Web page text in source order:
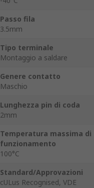
Passo fila
3.5mm
Tipo terminale
Montaggio a saldare
Genere contatto
Maschio
Lunghezza pin di coda
2mm
Temperatura massima di
funzionamento
100°C
Standard/Approvazioni
cULus Recognised, VDE